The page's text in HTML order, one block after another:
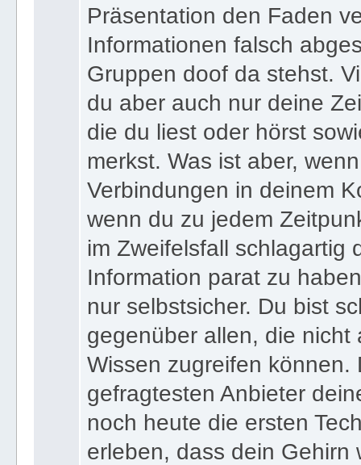
Präsentation den Faden
Informationen falsch
Gruppen doof da stehst.
du aber auch nur deine
die du liest oder hörst
merkst. Was ist aber,
Verbindungen in deinem
wenn du zu jedem
im Zweifelsfall schlagartig
Information parat zu
nur selbstsicher. Du bist
gegenüber allen, die nicht
Wissen zugreifen können.
gefragtesten Anbieter
noch heute die ersten
erleben, dass dein Gehirn